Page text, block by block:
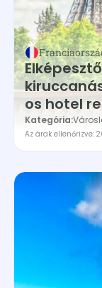
os hotel
Kategória:
Az árak ellenőrizve: